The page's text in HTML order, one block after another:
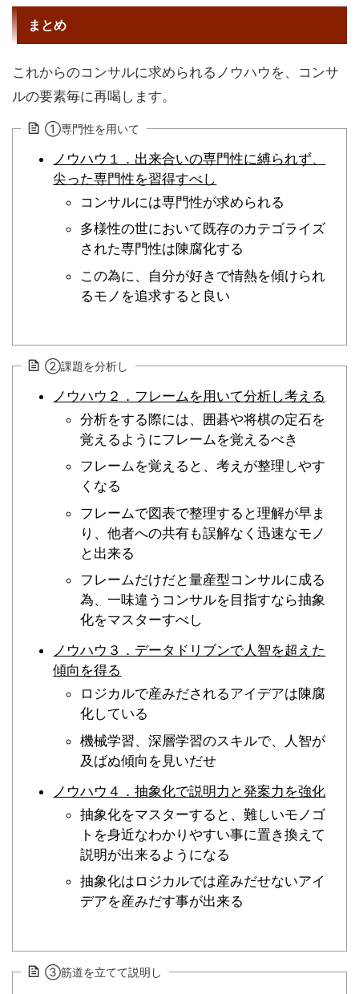
が気になっているがよくわからない方 働きやすい組...
まとめ
これからのコンサルに求められるノウハウを、コンサ
ルの要素毎に再喝します。
①専門性を用いて
ノウハウ１．出来合いの専門性に縛られず、
尖った専門性を習得すべし
コンサルには専門性が求められる
多様性の世において既存のカテゴライズ
された専門性は陳腐化する
この為に、自分が好きで情熱を傾けられ
るモノを追求すると良い
②課題を分析し
ノウハウ２．フレームを用いて分析し考える
分析をする際には、囲碁や将棋の定石を
覚えるようにフレームを覚えるべき
フレームを覚えると、考えが整理しやす
くなる
フレームで図表で整理すると理解が早ま
り、他者への共有も誤解なく迅速なモノ
と出来る
フレームだけだと量産型コンサルに成る
為、一味違うコンサルを目指すなら抽象
化をマスターすべし
ノウハウ３．データドリブンで人智を超えた
傾向を得る
ロジカルで産みだされるアイデアは陳腐
化している
機械学習、深層学習のスキルで、人智が
及ばぬ傾向を見いだせ
ノウハウ４．抽象化で説明力と発案力を強化
抽象化をマスターすると、難しいモノゴ
トを身近なわかりやすい事に置き換えて
説明が出来るようになる
抽象化はロジカルでは産みだせないアイ
デアを産みだす事が出来る
③筋道を立てて説明し